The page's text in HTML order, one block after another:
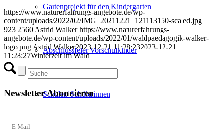
Gartenprojekt für den Kindergarten
Abschlussfeier Vorschulkinder
Schüler/ Schülerinnen
https://www.naturerfahrungs-angebote.de/wp-
content/uploads/2022/02/IMG_20211221_121113150-scaled.jpg
923 2560 Astrid Walker https://www.naturerfahrungs-
angebote.de/wp-content/uploads/2022/01/waldpaedagogik-walker-
logo.png Astrid Walker2023-12-21 11:28:232023-12-21
11:28:27Winterzeit im Wald
Newsletter Abonnieren
E-Mail